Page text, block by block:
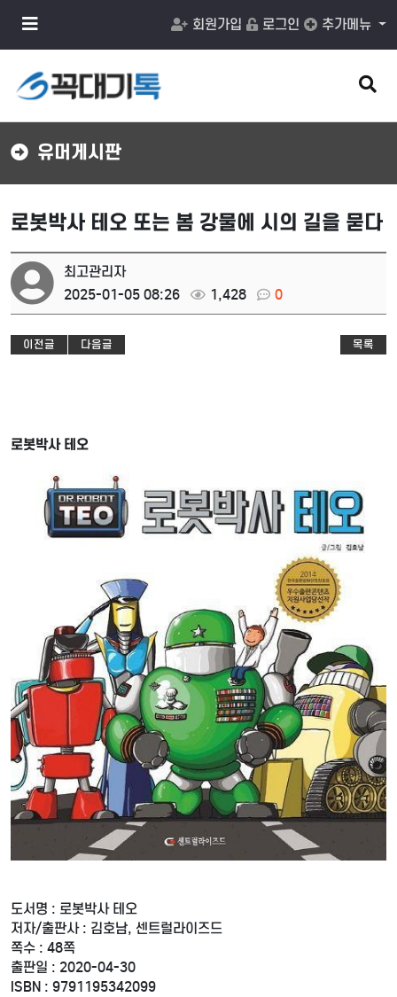
메
튼
회원가입 로그인 추가메뉴
검
색
버
유머게시판
로봇박사 테오 또는 봄 강물에 시의 길을 묻다
최고관리자
2025-01-05 08:26
1,428 0
이전글 다음글 목록
로봇박사 테오
도서명 : 로봇박사 테오
저자/출판사 : 김호남, 센트럴라이즈드
쪽수 : 48쪽
출판일 : 2020-04-30
ISBN : 9791195342099